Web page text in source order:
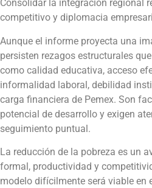
Consolidar la integración regional
competitivo y diplomacia
Aunque el informe proyecta una
persisten rezagos estructurales
como calidad educativa, acceso
informalidad laboral, debilidad
carga financiera de Pemex. Son
potencial de desarrollo y exigen
seguimiento puntual.
La reducción de la pobreza es un
formal, productividad y
modelo difícilmente será viable en